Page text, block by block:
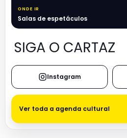
ONDE IR
Salas de espetáculos
SIGA O CARTAZ
Instagram
Ver toda a agenda cultural